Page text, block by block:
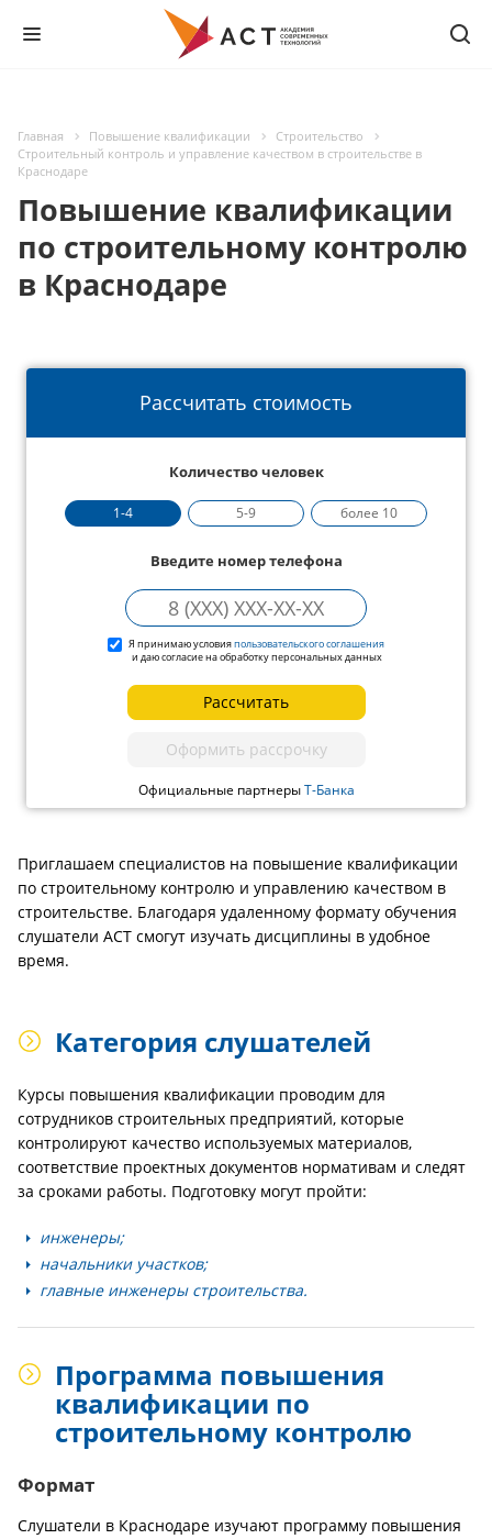
Главная Повышение квалификации
Строительство
Строительный контроль и управление качеством в строительстве в
Краснодаре
Повышение квалификации
по строительному контролю
в Краснодаре
Рассчитать стоимость
Количество человек
1-4 5-9 более 10
Введите номер телефона
Я принимаю условияпользовательского соглашения
и даю согласие на обработку персональных данных
Рассчитать
Оформить рассрочку
Официальные партнерыТ-Банка
Приглашаем специалистов на повышение квалификации
по строительному контролю и управлению качеством в
строительстве. Благодаря удаленному формату обучения
слушатели АСТ смогут изучать дисциплины в удобное
время.
Категория слушателей
Курсы повышения квалификации проводим для
сотрудников строительных предприятий, которые
контролируют качество используемых материалов,
соответствие проектных документов нормативам и следят
за сроками работы. Подготовку могут пройти:
инженеры;
начальники участков;
главные инженеры строительства.
Программа повышения
квалификации по
строительному контролю
Формат
Слушатели в Краснодаре изучают программу повышения